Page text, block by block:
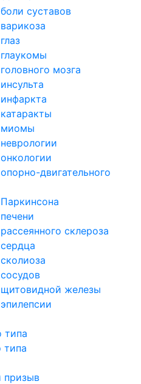
суставов
мозга
миомы
двигательного
склероза
железы
типа
типа
призыв